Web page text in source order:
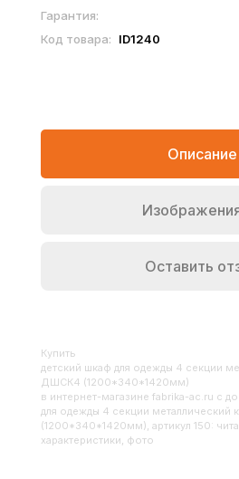
Гарантия:
Код товара:
ID1240
Описание
Оставить
Купить
Детский шкаф для одежды 4 секции металлический каркас
ДШСК4 (1200*340*1420мм)
в интернет-магазине fabrika-ac.ru с
для одежды 4 секции металлический
(1200*340*1420мм), артикул 150:
характеристики, фото